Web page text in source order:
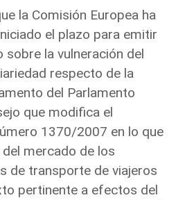
la Comisión Europea ha
el plazo para emitir
la vulneración del
respecto de la
del Parlamento
que modifica el
1370/2007 en lo que
mercado de los
de transporte de viajeros
pertinente a efectos del